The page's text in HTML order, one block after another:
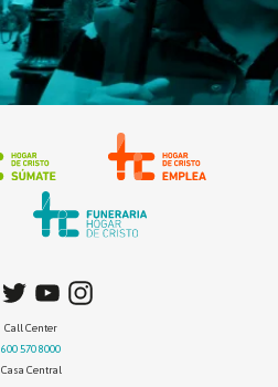
Call Center
600 570 8000
Casa Central